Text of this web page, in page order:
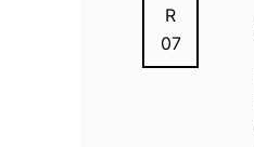
R
07